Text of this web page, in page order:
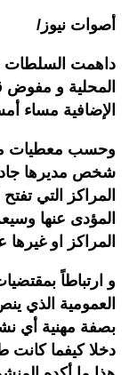
أصوات نيوز/
داهمت السلطات
المحلية و مفوض
الإضافية مساء
وحسب معطيات
شخص مديرها
المراكز التي
المؤدى عنها
المراكز او غيرها
العمومية الذي
بصفة مهنية أي
دخلا كيفما كانت